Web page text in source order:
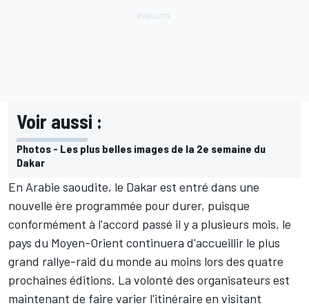
Voir aussi :
Photos - Les plus belles images de la 2e semaine du
Dakar
En Arabie saoudite, le Dakar est entré dans une
nouvelle ère programmée pour durer, puisque
conformément à l'accord passé il y a plusieurs mois, le
pays du Moyen-Orient continuera d'accueillir le plus
grand rallye-raid du monde au moins lors des quatre
prochaines éditions. La volonté des organisateurs est
maintenant de faire varier l'itinéraire en visitant